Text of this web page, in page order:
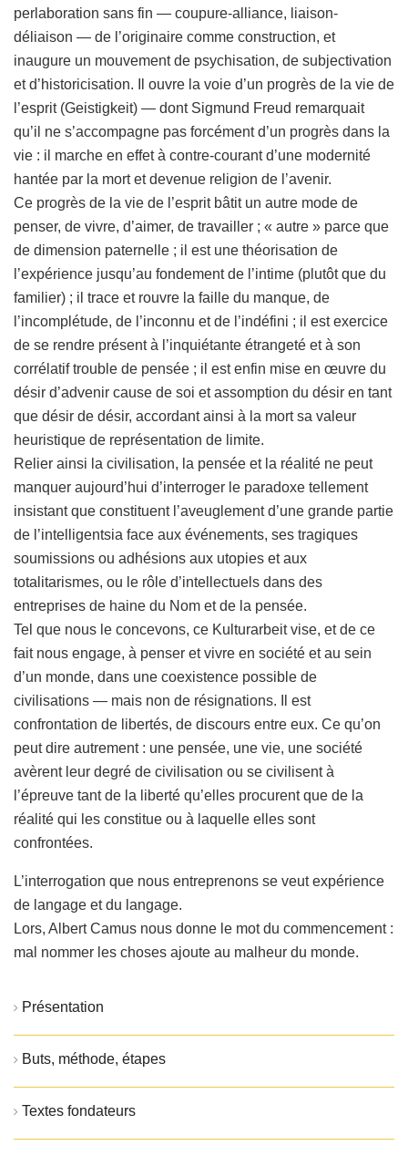
perlaboration sans fin — coupure-alliance, liaison-
déliaison — de l’originaire comme construction, et
inaugure un mouvement de psychisation, de subjectivation
et d’historicisation. Il ouvre la voie d’un progrès de la vie de
l’esprit (Geistigkeit) — dont Sigmund Freud remarquait
qu’il ne s’accompagne pas forcément d’un progrès dans la
vie : il marche en effet à contre-courant d’une modernité
hantée par la mort et devenue religion de l’avenir.
Ce progrès de la vie de l’esprit bâtit un autre mode de
penser, de vivre, d’aimer, de travailler ; « autre » parce que
de dimension paternelle ; il est une théorisation de
l’expérience jusqu’au fondement de l’intime (plutôt que du
familier) ; il trace et rouvre la faille du manque, de
l’incomplétude, de l’inconnu et de l’indéfini ; il est exercice
de se rendre présent à l’inquiétante étrangeté et à son
corrélatif trouble de pensée ; il est enfin mise en œuvre du
désir d’advenir cause de soi et assomption du désir en tant
que désir de désir, accordant ainsi à la mort sa valeur
heuristique de représentation de limite.
Relier ainsi la civilisation, la pensée et la réalité ne peut
manquer aujourd’hui d’interroger le paradoxe tellement
insistant que constituent l’aveuglement d’une grande partie
de l’intelligentsia face aux événements, ses tragiques
soumissions ou adhésions aux utopies et aux
totalitarismes, ou le rôle d’intellectuels dans des
entreprises de haine du Nom et de la pensée.
Tel que nous le concevons, ce Kulturarbeit vise, et de ce
fait nous engage, à penser et vivre en société et au sein
d’un monde, dans une coexistence possible de
civilisations — mais non de résignations. Il est
confrontation de libertés, de discours entre eux. Ce qu’on
peut dire autrement : une pensée, une vie, une société
avèrent leur degré de civilisation ou se civilisent à
l’épreuve tant de la liberté qu’elles procurent que de la
réalité qui les constitue ou à laquelle elles sont
confrontées.
L’interrogation que nous entreprenons se veut expérience
de langage et du langage.
Lors, Albert Camus nous donne le mot du commencement :
mal nommer les choses ajoute au malheur du monde.
Présentation
Buts, méthode, étapes
Textes fondateurs